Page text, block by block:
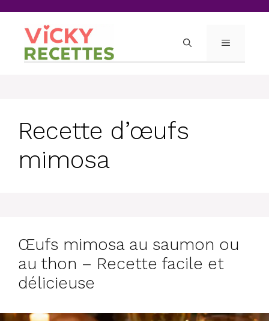
content
MENU
Recette d’œufs
mimosa
Œufs mimosa au saumon ou
au thon – Recette facile et
délicieuse